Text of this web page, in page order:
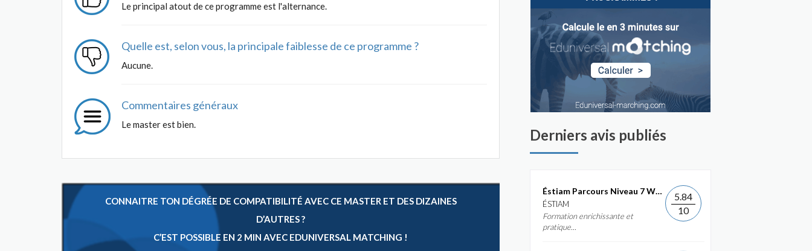
Le principal atout de ce programme est l'alternance.
Quelle est, selon vous, la principale faiblesse de ce programme ?
Aucune.
Commentaires généraux
Le master est bien.
CONNAITRE TON DÉGRÉE DE COMPATIBILITÉ AVEC CE MASTER ET DES DIZAINES
D’AUTRES ?
C’EST POSSIBLE EN 2 MIN AVEC EDUNIVERSAL MATCHING !
Derniers avis publiés
Éstiam Parcours Niveau 7 Web &...
ÉSTIAM
Formation enrichissante et
pratique...
5.84
10